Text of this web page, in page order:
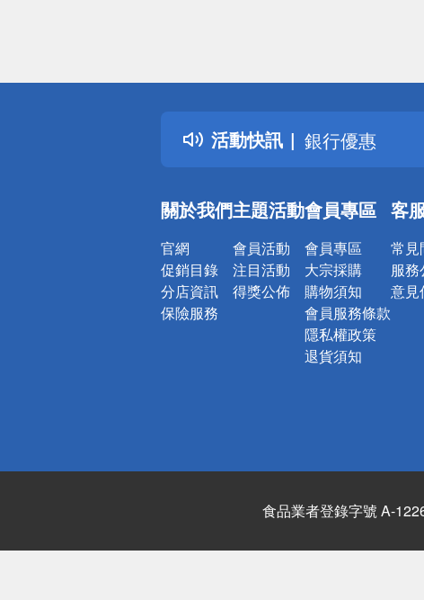
活動快訊
得獎公告
熱門話題
銀行優惠
偏遠地區配送
關於我們
官網
促銷目錄
分店資訊
保險服務
主題活動
會員活動
注目活動
得獎公佈
會員專區
會員專區
大宗採購
購物須知
會員服務條款
隱私權政策
退貨須知
客
常見
服務
意見
食品業者登錄字號 A-